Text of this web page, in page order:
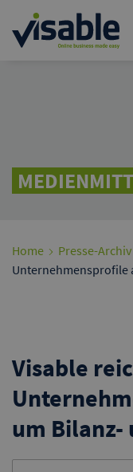
Home Presse-Archiv
Unternehmensprofile
Visable
um Bilanz-